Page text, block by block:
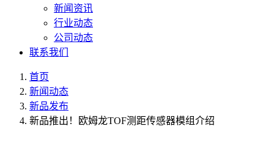
新闻资讯
行业动态
公司动态
联系我们
首页
新闻动态
新品发布
新品推出！欧姆龙TOF测距传感器模组介绍